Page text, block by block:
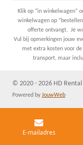
Klik op “in winkelwagen”
winkelwagen op
offerte ontvangt. Je
Vul bij opmerkingen jouw
met extra kosten voor
transport, maar
© 2020 - 2026 HD
Powered by JouwWeb
E-mailadres